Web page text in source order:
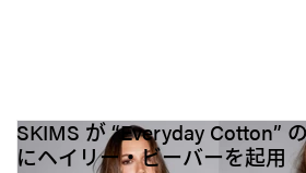
SKIMS が “Everyday Cotton”
にヘイリー・ビーバーを起用